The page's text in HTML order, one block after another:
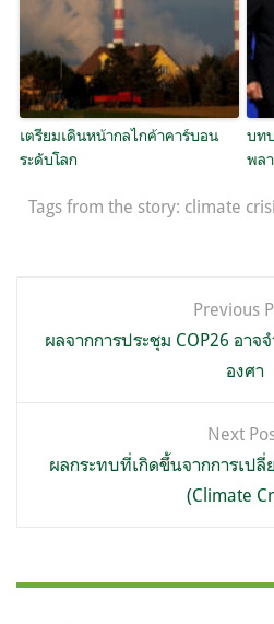
เตรียมเดินหน้ากลไกค้าคาร์บอน
ระดับโลก
บท
พล
Tags from the story: climate
เรื่อง
Previous
ผลจากการประชุม COP26 อา
องศา
Next
ผลกระทบที่เกิดขึ้นจากการเป
(Climate